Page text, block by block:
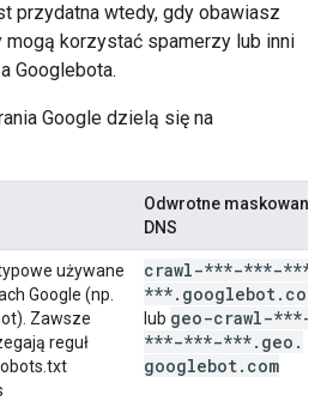
przydatna wtedy, gdy obawiasz
mogą korzystać spamerzy lub inni
Googlebota.
Google dzielą się na
Odwrotne maskowanie
DNS
używane
Google (np.
Zawsze
reguł
crawl-***-***-***-
***. googlebot. com
lub geo-crawl-***-
***-***-***. geo .
googlebot. com